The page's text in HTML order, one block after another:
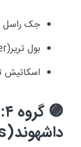
جک راسل
بول تریر
اسکاتیش
🟣
داشهوند